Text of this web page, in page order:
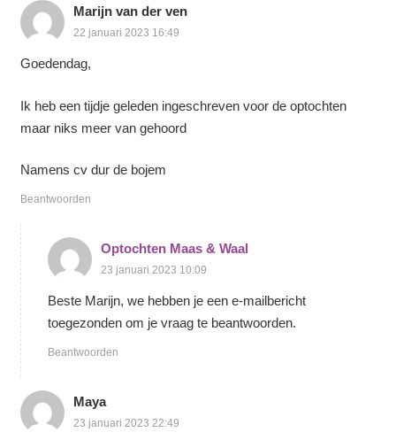
Marijn van der ven
22 januari 2023 16:49
Goedendag,
Ik heb een tijdje geleden ingeschreven voor de optochten
maar niks meer van gehoord
Namens cv dur de bojem
Beantwoorden
Optochten Maas & Waal
23 januari 2023 10:09
Beste Marijn, we hebben je een e-mailbericht
toegezonden om je vraag te beantwoorden.
Beantwoorden
Maya
23 januari 2023 22:49